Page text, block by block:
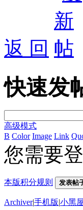
返 回
快速发
高级模式
B Color Image Link
您需要
本版积分规则 发表帖
Archiver|手机版|小黑